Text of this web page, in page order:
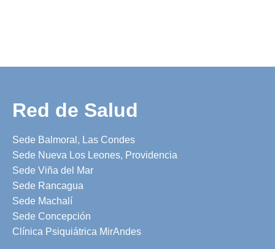
Red de Salud
Sede Balmoral, Las Condes
Sede Nueva Los Leones, Providencia
Sede Viña del Mar
Sede Rancagua
Sede Machalí
Sede Concepción
Clínica Psiquiátrica MirAndes